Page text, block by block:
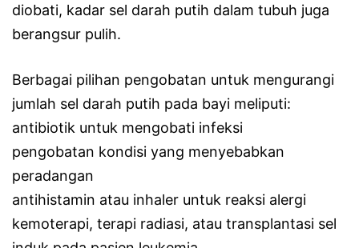
diobati, kadar sel darah putih dalam tubuh juga
berangsur pulih.
Berbagai pilihan pengobatan untuk mengurangi
jumlah sel darah putih pada bayi meliputi:
antibiotik untuk mengobati infeksi
pengobatan kondisi yang menyebabkan
peradangan
antihistamin atau inhaler untuk reaksi alergi
kemoterapi, terapi radiasi, atau transplantasi sel